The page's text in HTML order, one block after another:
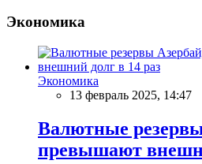
Экономика
Экономика
13 февраль 2025, 14:47
Валютные
превышают